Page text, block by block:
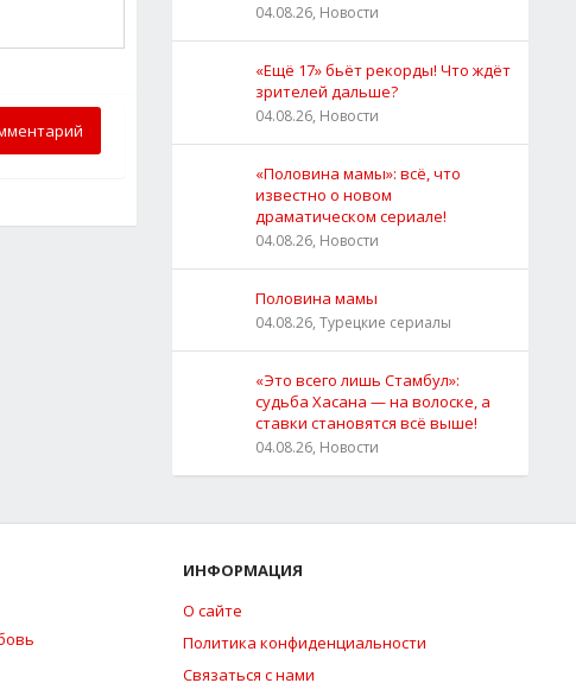
04.08.26, Новости
«Ещё 17» бьёт рекорды! Что ждёт
зрителей дальше?
04.08.26, Новости
«Половина мамы»: всё, что
известно о новом
драматическом сериале!
04.08.26, Новости
Половина мамы
04.08.26, Турецкие сериалы
«Это всего лишь Стамбул»:
судьба Хасана — на волоске, а
ставки становятся всё выше!
04.08.26, Новости
ИНФОРМАЦИЯ
О сайте
Политика конфиденциальности
Связаться с нами